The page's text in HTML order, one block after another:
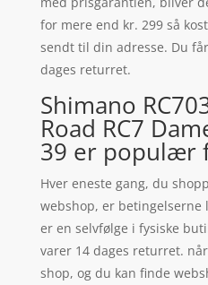
for mere end kr. 299 så
sendt til din adresse. Du
dages returret.
Shimano
Road RC7
39 er populær
Hver eneste gang, du
webshop, er betingelserne
er en selvfølge i fysiske
varer 14 dages returret.
shop, og du kan finde